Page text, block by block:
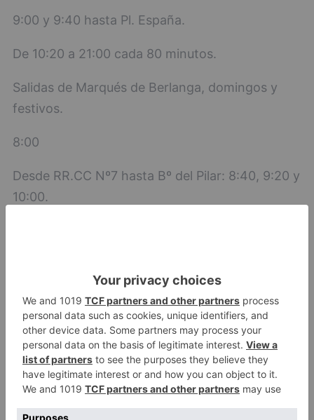
9:00 y 9:40 hasta Pl. España.
De 10:20 a 21:00 cada 80 minutos.
Salidas de Marqués de Berlanga, domingos y
festivos.
8:00
Desde RR.CC Nº7 hasta Bº del Pilar: 8:40, 9:20 y
10:00.
LÍNEA 8: Villafría ? Gran Teatro
Salidas de Gran Teatro, de lunes a viernes:
De 6:30 a 21:30 cada 30 minutos.
Salidas de Villafría, de lunes a viernes: